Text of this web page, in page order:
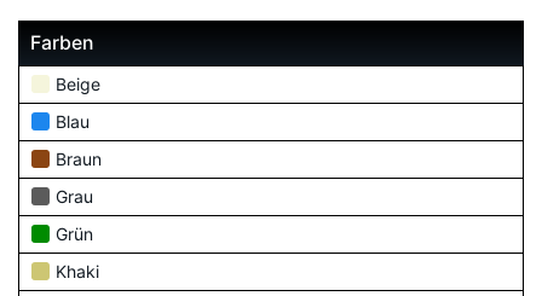
Farben
Beige
Blau
Braun
Grau
Grün
Khaki